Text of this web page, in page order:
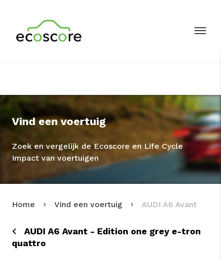
Vind een voertuig
Zoek en vergelijk de Ecoscore en Life Cycle
Impact van voertuigen
Home Vind een voertuig AUDI A6 Avant
AUDI A6 Avant - Edition one grey e-tron
quattro